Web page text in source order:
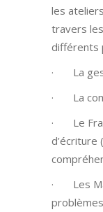
les ateliers
travers
différents
· La
· La
· Le
d’écriture
· Les